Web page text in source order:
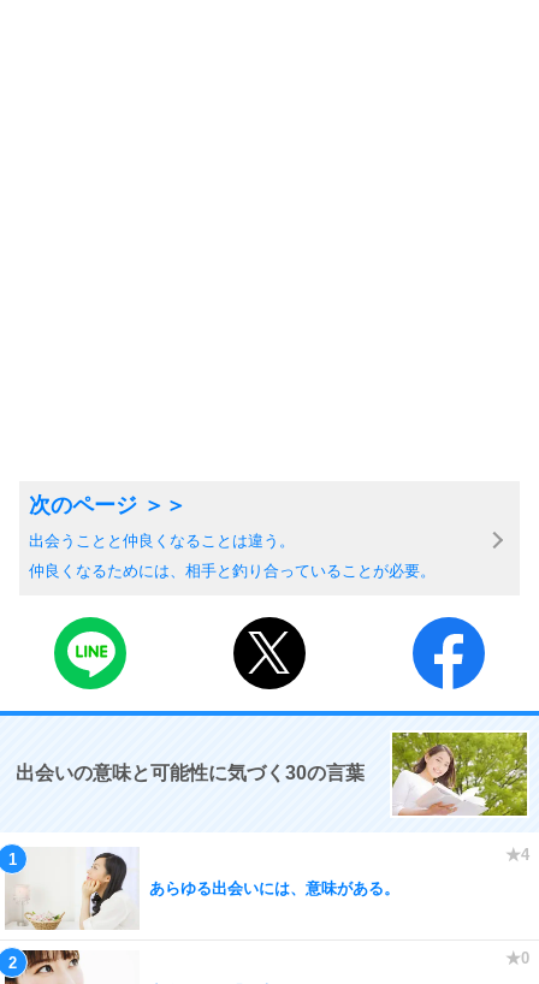
出会うことと仲良くなることは違う。
仲良くなるためには、相手と釣り合っていることが必要。
出会いの意味と可能性に気づく30の言葉
あらゆる出会いには、意味がある。